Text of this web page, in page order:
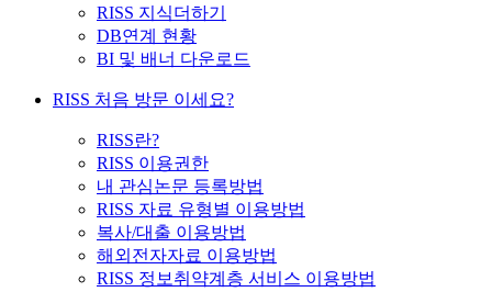
RISS 지식더하기
DB연계 현황
BI 및 배너 다운로드
RISS 처음 방문 이세요?
RISS란?
RISS 이용권한
내 관심논문 등록방법
RISS 자료 유형별 이용방법
복사/대출 이용방법
해외전자자료 이용방법
RISS 정보취약계층 서비스 이용방법